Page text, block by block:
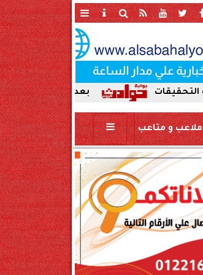
بعد ضبط حمير مذبوحة في
ملاعب و متاعب